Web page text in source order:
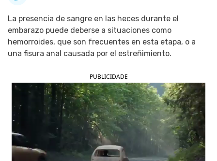
BIENESTAR
SIGUE TUA SAÚDE EN LAS REDES SOCIALES
La presencia de sangre en las heces durante el
embarazo puede deberse a situaciones como
hemorroides, que son frecuentes en esta etapa, o a
una fisura anal causada por el estreñimiento.
PUBLICIDADE